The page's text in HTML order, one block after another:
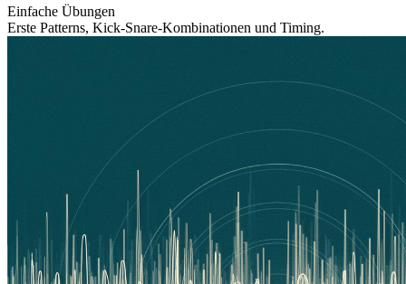
Einfache Übungen
Erste Patterns, Kick-Snare-Kombinationen und Timing.